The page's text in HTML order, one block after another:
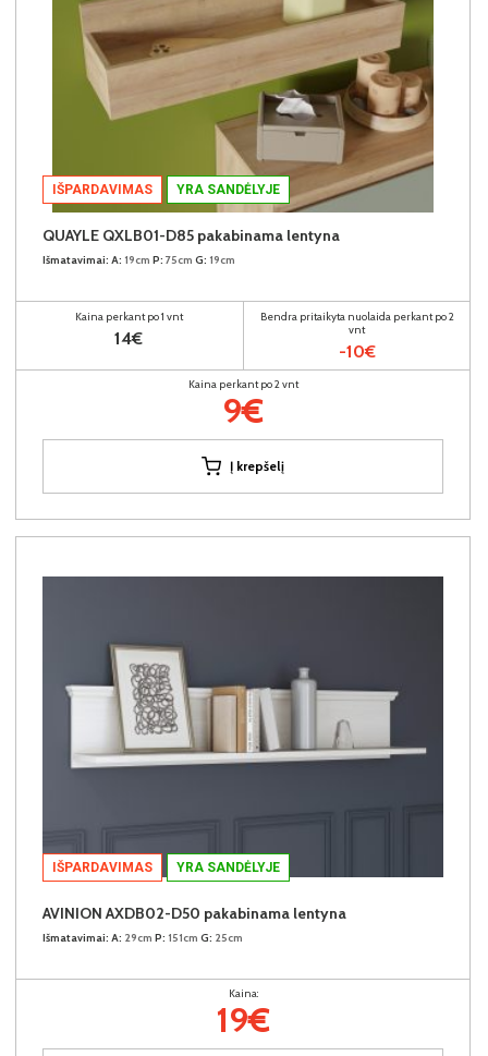
IŠPARDAVIMAS YRA SANDĖLYJE
QUAYLE QXLB01-D85 pakabinama lentyna
Išmatavimai: A: 19cm P: 75cm G: 19cm
Kaina perkant po 1 vnt
14€
Bendra pritaikyta nuolaida perkant po 2
vnt
-10€
Kaina perkant po 2 vnt
9€
Į krepšelį
IŠPARDAVIMAS YRA SANDĖLYJE
AVINION AXDB02-D50 pakabinama lentyna
Išmatavimai: A: 29cm P: 151cm G: 25cm
Kaina:
19€